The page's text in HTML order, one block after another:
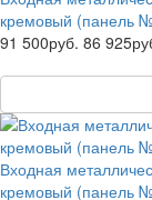
кремовый (панель
91 500руб. 86
Входная
кремовый (панель